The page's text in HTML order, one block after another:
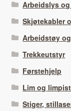
Arbeidslys
Skjøtekabler
Arbeidstøy
Trekkeutstyr
Førstehjelp
Lim og
Stiger,